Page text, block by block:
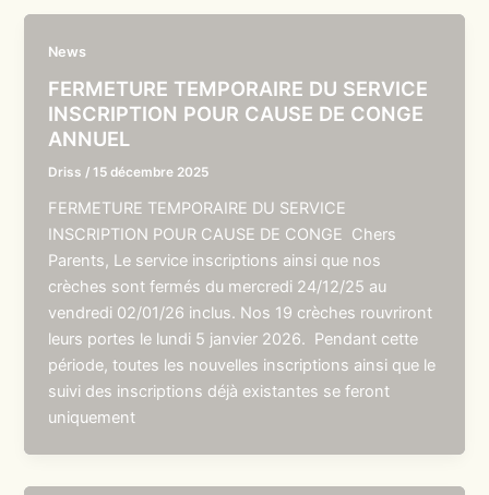
News
FERMETURE TEMPORAIRE DU SERVICE
INSCRIPTION POUR CAUSE DE CONGE
ANNUEL
Driss /15 décembre 2025
FERMETURE TEMPORAIRE DU SERVICE
INSCRIPTION POUR CAUSE DE CONGE Chers
Parents, Le service inscriptions ainsi que nos
crèches sont fermés du mercredi 24/12/25 au
vendredi 02/01/26 inclus. Nos 19 crèches rouvriront
leurs portes le lundi 5 janvier 2026. Pendant cette
période, toutes les nouvelles inscriptions ainsi que le
suivi des inscriptions déjà existantes se feront
uniquement